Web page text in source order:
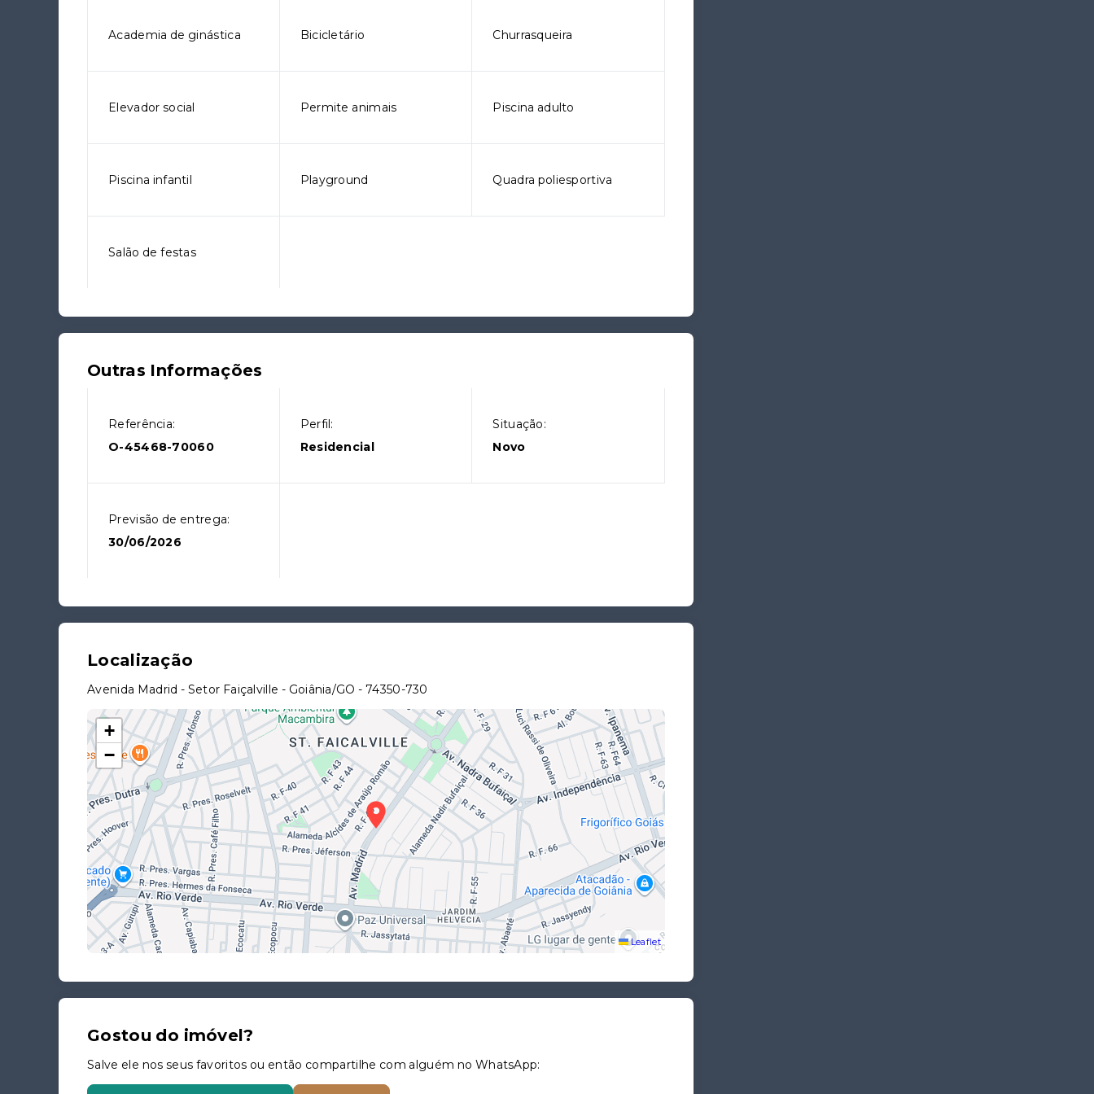
Academia de ginástica Bicicletário Churrasqueira
Elevador social Permite animais Piscina adulto
Piscina infantil Playground Quadra poliesportiva
Salão de festas
Outras Informações
Referência:
O-45468-70060
Perfil:
Residencial
Situação:
Novo
Previsão de entrega:
30/06/2026
Localização
Avenida Madrid - Setor Faiçalville - Goiânia/GO - 74350-730
+
−
Leaflet
Gostou do imóvel?
Salve ele nos seus favoritos ou então compartilhe com alguém no WhatsApp: